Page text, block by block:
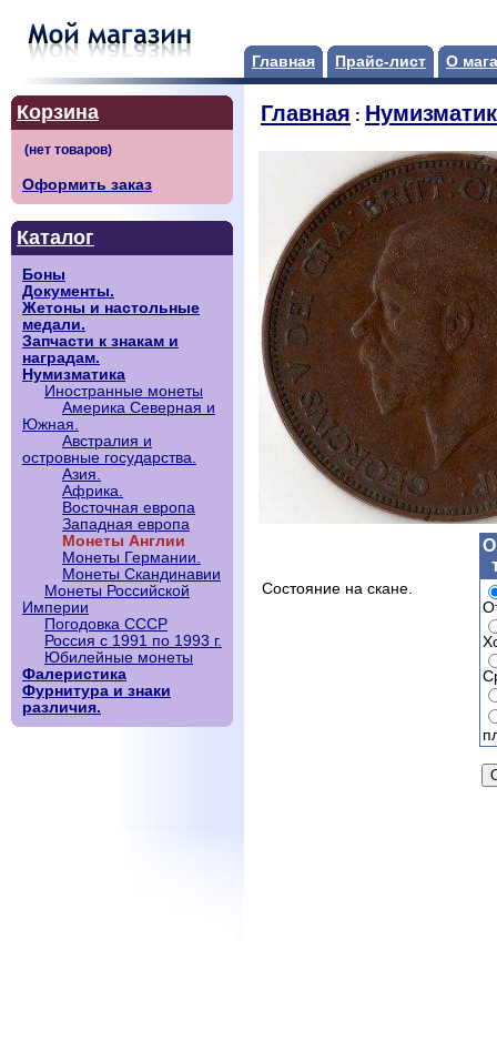
Главная Прайс-лист О
Корзина
Оформить заказ
Каталог
Боны
Документы.
Жетоны и настольные
медали.
Запчасти к знакам и
наградам.
Нумизматика
Иностранные монеты
Америка Северная и
Южная.
Австралия и
островные государства.
Азия.
Африка.
Восточная европа
Западная европа
Монеты Англии
Монеты Германии.
Монеты Скандинавии
Монеты Российской
Империи
Погодовка СССР
Россия с 1991 по 1993 г.
Юбилейные монеты
Фалеристика
Фурнитура и знаки
различия.
Главная :
Состояние на скане.